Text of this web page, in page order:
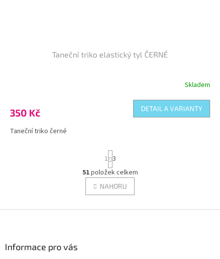
Taneční triko elastický tyl ČERNÉ
Skladem
350 Kč DETAIL A VARIANTY
Taneční triko černé
O
v
l
S
t
r
á
n
k
v
1 3
51položek celkem
NAHORU
Informace pro vás